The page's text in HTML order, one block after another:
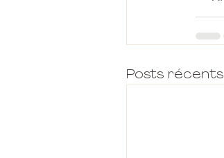
Posts récents